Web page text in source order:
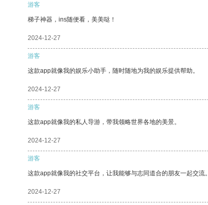
游客
梯子神器，ins随便看，美美哒！
2024-12-27
游客
这款app就像我的娱乐小助手，随时随地为我的娱乐提供帮助。
2024-12-27
游客
这款app就像我的私人导游，带我领略世界各地的美景。
2024-12-27
游客
这款app就像我的社交平台，让我能够与志同道合的朋友一起交流。
2024-12-27